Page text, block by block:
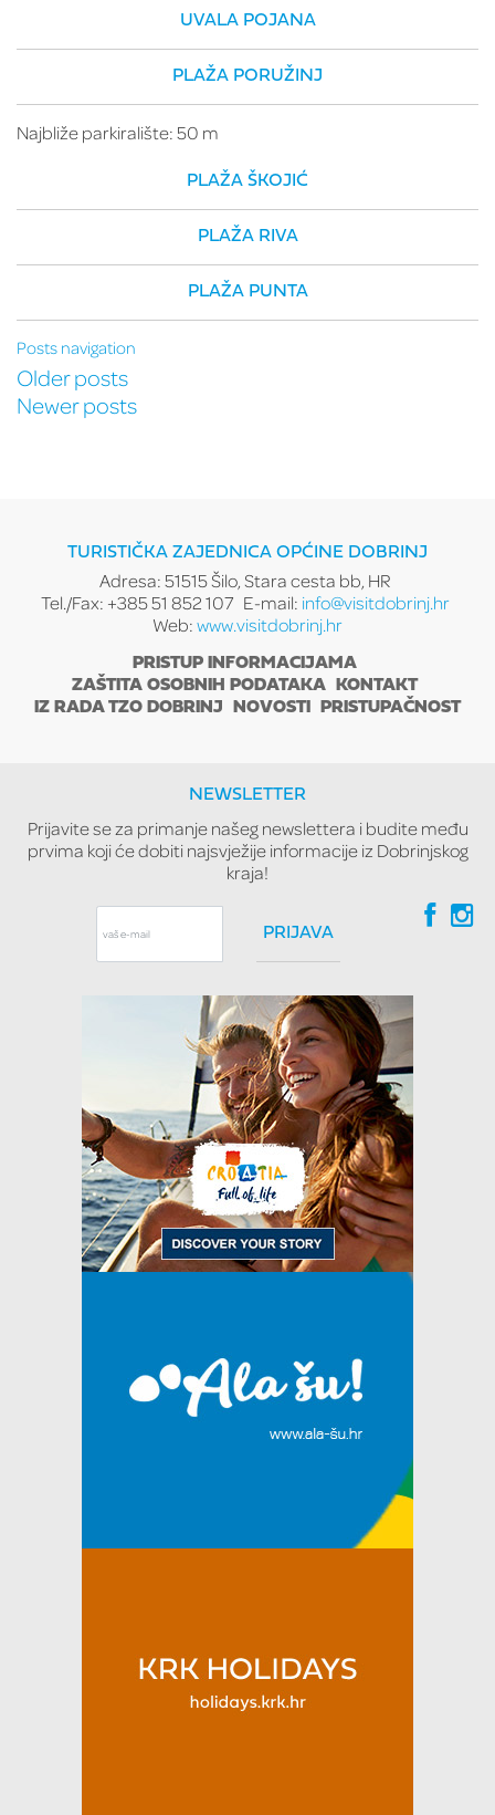
UVALA POJANA
PLAŽA PORUŽINJ
Najbliže parkiralište: 50 m
PLAŽA ŠKOJIĆ
PLAŽA RIVA
PLAŽA PUNTA
Posts navigation
Older posts
Newer posts
TURISTIČKA ZAJEDNICA OPĆINE DOBRINJ
Adresa: 51515 Šilo, Stara cesta bb, HR
Tel./Fax: +385 51 852 107 E-mail: info@visitdobrinj.hr
Web:www.visitdobrinj.hr
PRISTUP INFORMACIJAMA
ZAŠTITA OSOBNIH PODATAKA
KONTAKT
IZ RADA TZO DOBRINJ
NOVOSTI PRISTUPAČNOST
NEWSLETTER
Prijavite se za primanje našeg newslettera i budite među
prvima koji će dobiti najsvježije informacije iz Dobrinjskog
kraja!